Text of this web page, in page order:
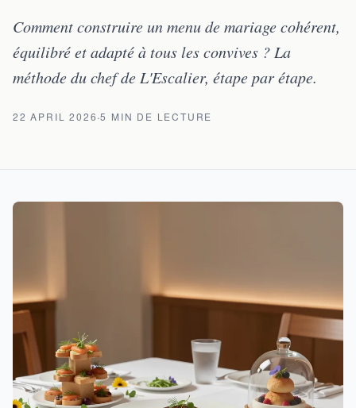
Comment construire un menu de mariage cohérent,
équilibré et adapté à tous les convives ? La
méthode du chef de L'Escalier, étape par étape.
22 APRIL 2026·5 MIN DE LECTURE